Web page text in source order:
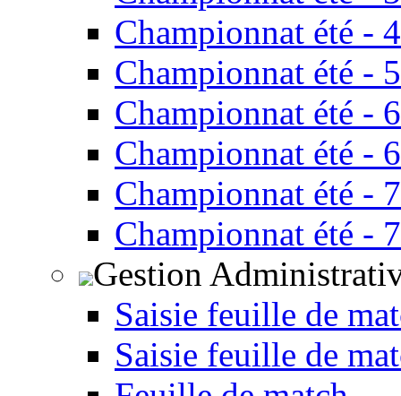
Championnat été -
Championnat été -
Championnat été -
Championnat été -
Championnat été -
Championnat été -
Gestion
Saisie feuille de
Saisie feuille de